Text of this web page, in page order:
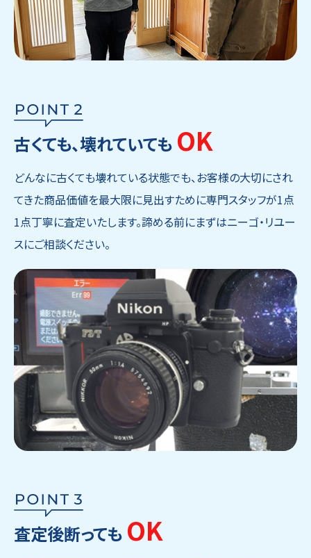
古くても、壊れていても OK
どんなに古くても壊れている状態でも、お客様の大切にされ
てきた商品価値を最大限に見出すために専門スタッフが1点
1点丁寧に査定いたします。諦める前にまずはニーゴ・リユー
スにご相談ください。
査定後断っても OK